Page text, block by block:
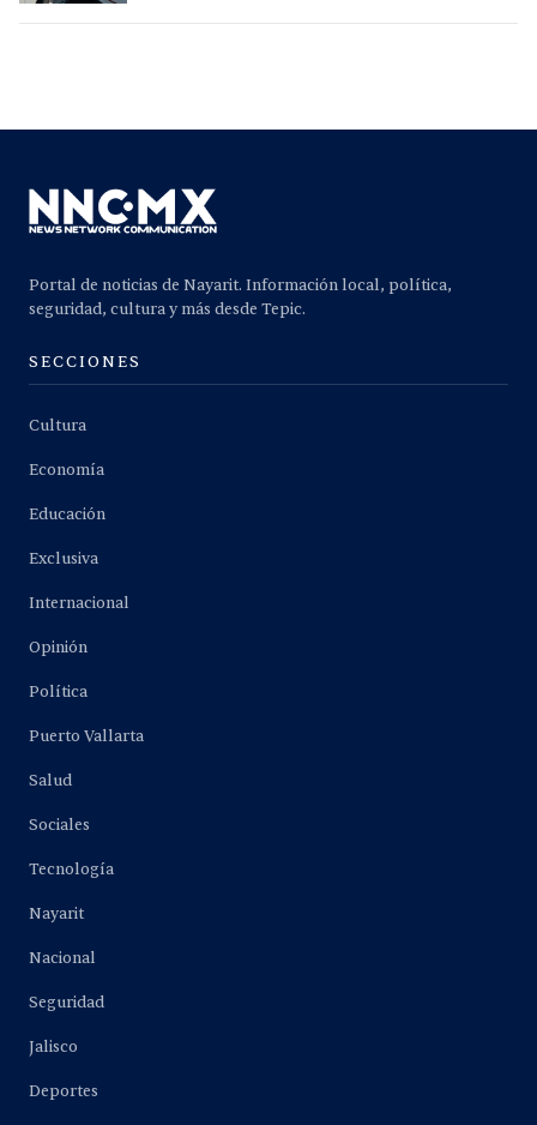
Portal de noticias de Nayarit. Información local, política,
seguridad, cultura y más desde Tepic.
SECCIONES
Cultura
Economía
Educación
Exclusiva
Internacional
Opinión
Política
Puerto Vallarta
Salud
Sociales
Tecnología
Nayarit
Nacional
Seguridad
Jalisco
Deportes